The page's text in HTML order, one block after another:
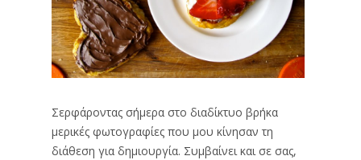
Σερφάροντας σήμερα στο διαδίκτυο βρήκα
μερικές φωτογραφίες που μου κίνησαν τη
διάθεση για δημιουργία. Συμβαίνει και σε σας,